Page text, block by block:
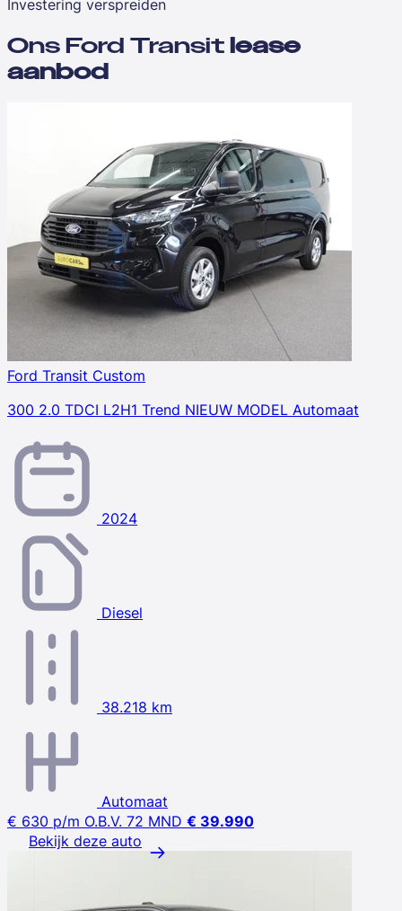
Investering verspreiden
Ons Ford Transit lease
aanbod
Ford Transit Custom
300 2.0 TDCI L2H1 Trend NIEUW MODEL Automaat
2024
Diesel
38.218 km
Automaat
€ 630 p/m O.B.V. 72 MND € 39.990
Bekijk deze auto